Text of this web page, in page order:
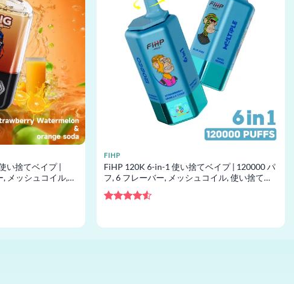
い捨てベイプ |
, メッシュコイル,
FIHP
FiHP 120K 6-in-1 使い捨てベイプ | 120000 パ
フ, 6 フレーバー, メッシュコイル, 使い捨てベ
イプ卸売